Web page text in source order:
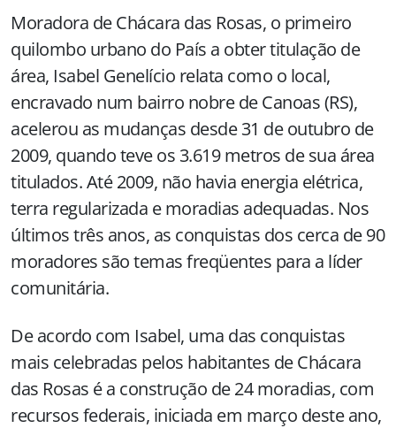
Moradora de Chácara das Rosas, o primeiro
quilombo urbano do País a obter titulação de
área, Isabel Genelício relata como o local,
encravado num bairro nobre de Canoas (RS),
acelerou as mudanças desde 31 de outubro de
2009, quando teve os 3.619 metros de sua área
titulados. Até 2009, não havia energia elétrica,
terra regularizada e moradias adequadas. Nos
últimos três anos, as conquistas dos cerca de 90
moradores são temas freqüentes para a líder
comunitária.
De acordo com Isabel, uma das conquistas
mais celebradas pelos habitantes de Chácara
das Rosas é a construção de 24 moradias, com
recursos federais, iniciada em março deste ano,